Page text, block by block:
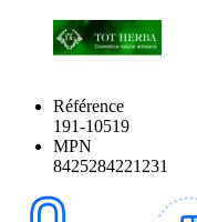
Référence
191-10519
MPN
8425284221231